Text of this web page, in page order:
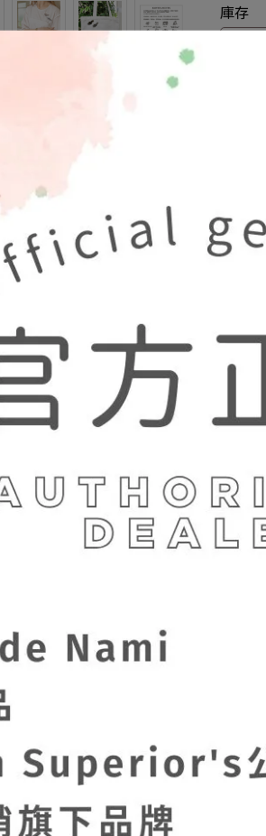
庫存
此
滿
加
商品介紹